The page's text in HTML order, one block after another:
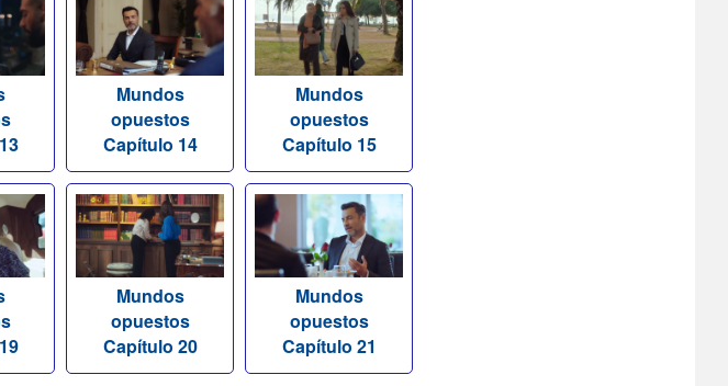
Mundos
opuestos
Capítulo 14
Mundos
opuestos
Capítulo 15
Mundos
opuestos
Capítulo 20
Mundos
opuestos
Capítulo 21